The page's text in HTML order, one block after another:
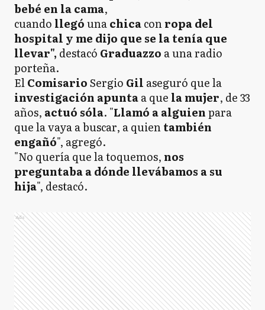
bebé en la cama,
cuando llegóunachicaconropa del
hospital y me dijo que se la tenía que
llevar", destacó Graduazzo a una radio
porteña.
ElComisarioSergio Gil aseguró que la
investigación apuntaa que la mujer, de 33
años, actuó sóla. "Llamó a alguienpara
que la vaya a buscar, a quientambién
engañó", agregó.
"No quería que la toquemos, nos
preguntaba a dónde llevábamos a su
hija", destacó.
Ads